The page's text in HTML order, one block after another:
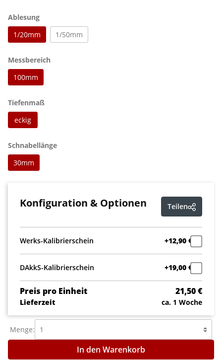
Ablesungauswählen
1/20mm
1/50mm
Messbereich
100mm
Tiefenmaßauswählen
eckig
Schnabellängeauswählen
30mm
Konfiguration & Optionen Teilen
Werks-Kalibrierschein +12,90 €
DAkkS-Kalibrierschein +19,00 €
Preis pro Einheit 21,50 €
Lieferzeit ca. 1 Woche
Menge:
In den Warenkorb